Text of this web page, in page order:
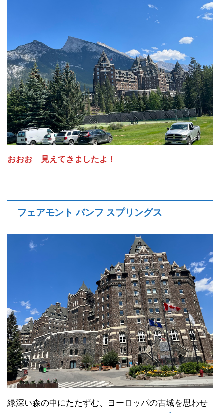
おおお 見えてきましたよ！
フェアモント バンフ スプリングス
緑深い森の中にたたずむ、ヨーロッパの古城を思わせ